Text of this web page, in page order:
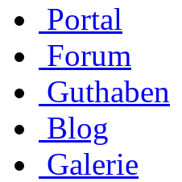
Portal
Forum
Guthaben
Blog
Galerie